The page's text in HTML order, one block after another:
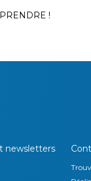
!
newsletters